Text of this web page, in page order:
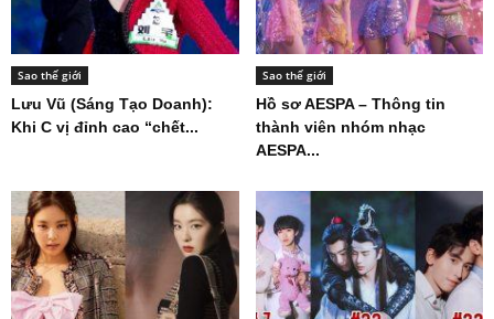
Sao thế giới
Lưu Vũ (Sáng Tạo Doanh):
Khi C vị đỉnh cao “chết...
Sao thế giới
Hồ sơ AESPA – Thông tin
thành viên nhóm nhạc
AESPA...